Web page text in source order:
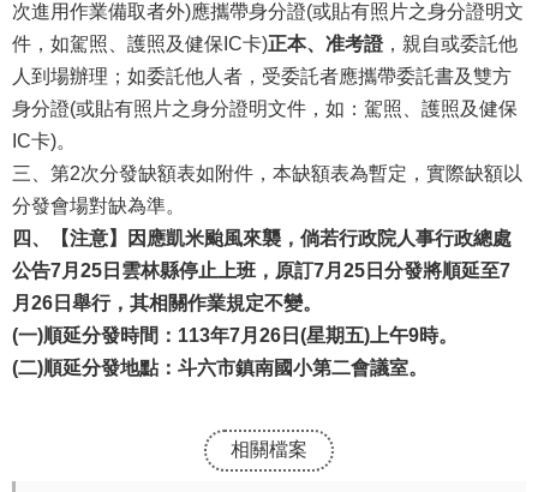
次進用作業備取者外)應攜帶身分證(或貼有照片之身分證明文
件，如駕照、護照及健保IC卡)正本、准考證，親自或委託他
人到場辦理；如委託他人者，受委託者應攜帶委託書及雙方
身分證(或貼有照片之身分證明文件，如：駕照、護照及健保
IC卡)。
三、第2次分發缺額表如附件，本缺額表為暫定，實際缺額以
分發會場對缺為準。
四、【注意】因應凱米颱風來襲，倘若行政院人事行政總處
公告7月 25 日雲林縣停止上班，原訂7月 25 日分發將順延至7
月 26 日舉行，其相關作業規定不變。
(一)順延分發時間： 113年7月 26 日 (星期五) 上午9時。
(二)順延分發地點：斗六市鎮南國小第二會議室。
相關檔案